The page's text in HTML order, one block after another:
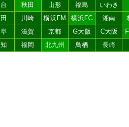
秋田 山形 福島
いわき
川崎 横浜FM 横浜FC 湘南
滋賀 京都 G大阪 C大阪
福岡 北九州 鳥栖 長崎